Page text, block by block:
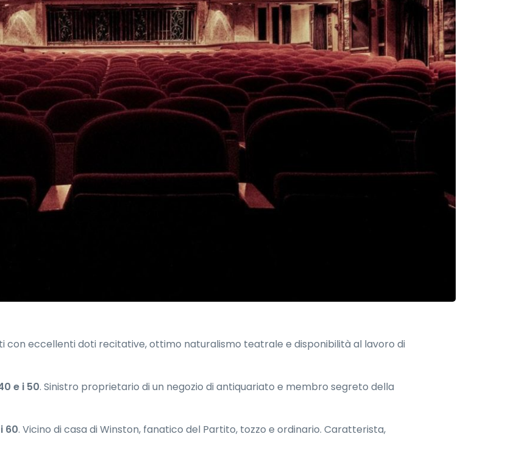
con eccellenti doti recitative, ottimo naturalismo teatrale e disponibilità al lavoro di
e i 50. Sinistro proprietario di un negozio di antiquariato e membro segreto della
60. Vicino di casa di Winston, fanatico del Partito, tozzo e ordinario. Caratterista,